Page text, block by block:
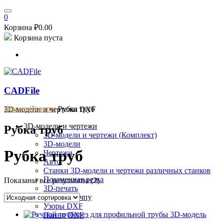
0
Корзина ₽0.00
Корзина пуста
CADFile
3D-модели и чертежи DXF
3D-модели и чертежи
3D-модели и чертежи (Комплект)
3D-модели
Чертежи
Авто
Станки 3D-модели и чертежи различных станков
Плазменная резка
3D-печать
DXF файлы для чпу
Узоры DXF
Панно DXF
ГлавнаяТоварыРубка труб
Рубка труб
Рубка труб
Показаны все результаты (2)